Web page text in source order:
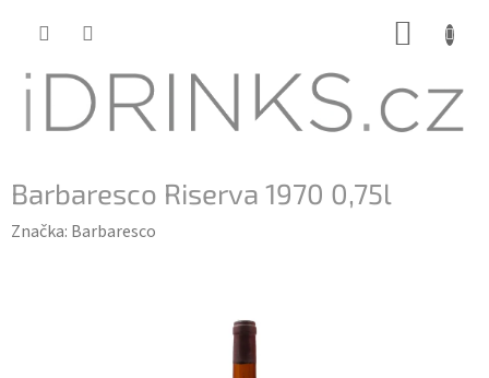
Barbaresco Riserva 1970 0,75l
Značka: Barbaresco